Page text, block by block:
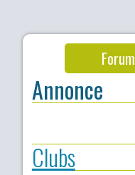
Forum
Annonce
Clubs